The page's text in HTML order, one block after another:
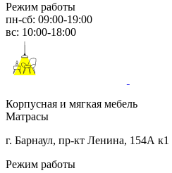
Режим работы
пн-сб: 09:00-19:00
вс: 10:00-18:00
Корпусная и мягкая мебель
Матрасы
г. Барнаул, пр-кт Ленина, 154А к1
Режим работы